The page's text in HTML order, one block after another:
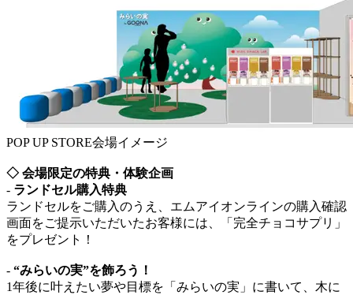
POP UP STORE会場イメージ
◇ 会場限定の特典・体験企画
- ランドセル購入特典
ランドセルをご購入のうえ、エムアイオンラインの購入確認
画面をご提示いただいたお客様には、「完全チョコサプリ」
をプレゼント！
- “みらいの実”を飾ろう！
1年後に叶えたい夢や目標を「みらいの実」に書いて、木に